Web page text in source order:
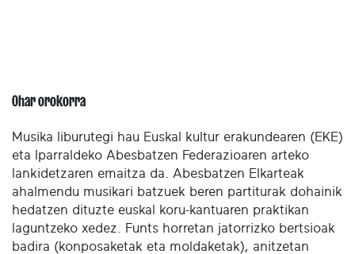
Ohar orokorra
Musika liburutegi hau Euskal kultur erakundearen (EKE)
eta Iparraldeko Abesbatzen Federazioaren arteko
lankidetzaren emaitza da. Abesbatzen Elkarteak
ahalmendu musikari batzuek beren partiturak dohainik
hedatzen dituzte euskal koru-kantuaren praktikan
laguntzeko xedez. Funts horretan jatorrizko bertsioak
badira (konposaketak eta moldaketak), anitzetan